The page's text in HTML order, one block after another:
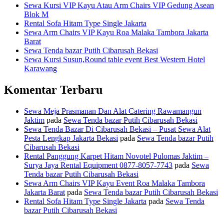
Sewa Kursi VIP Kayu Atau Arm Chairs VIP Gedung Asean
Blok M
Rental Sofa Hitam Type Single Jakarta
Sewa Arm Chairs VIP Kayu Roa Malaka Tambora Jakarta
Barat
Sewa Tenda bazar Putih Cibarusah Bekasi
Sewa Kursi Susun,Round table event Best Western Hotel
Karawang
Komentar Terbaru
Sewa Meja Prasmanan Dan Alat Catering Rawamangun
Jaktim pada Sewa Tenda bazar Putih Cibarusah Bekasi
Sewa Tenda Bazar Di Cibarusah Bekasi – Pusat Sewa Alat
Pesta Lengkap Jakarta Bekasi pada Sewa Tenda bazar Putih
Cibarusah Bekasi
Rental Panggung Karpet Hitam Novotel Pulomas Jaktim –
Surya Jaya Rental Equipment 0877-8057-7743 pada Sewa
Tenda bazar Putih Cibarusah Bekasi
Sewa Arm Chairs VIP Kayu Event Roa Malaka Tambora
Jakarta Barat pada Sewa Tenda bazar Putih Cibarusah Bekasi
Rental Sofa Hitam Type Single Jakarta pada Sewa Tenda
bazar Putih Cibarusah Bekasi